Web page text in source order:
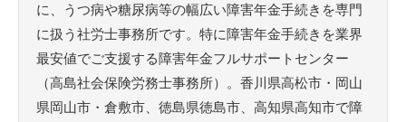
に、うつ病や糖尿病等の幅広い障害年金手続きを専門
に扱う社労士事務所です。特に障害年金手続きを業界
最安値でご支援する障害年金フルサポートセンター
（高島社会保険労務士事務所）。香川県高松市・岡山
県岡山市・倉敷市、徳島県徳島市、高知県高知市で障